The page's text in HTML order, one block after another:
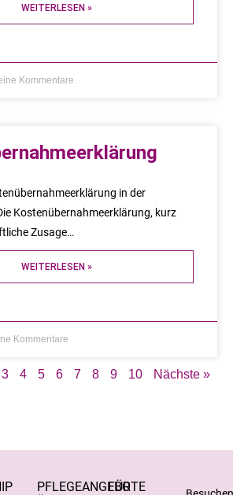
WEITERLESEN »
Kommentare
in der
Kostenübernahmeerklärung, kurz
Zusage…
WEITERLESEN »
Kommentare
3 4 5 6 7 8 9 10 Nächste »
PFLEGEANGEBOTE
FÜR